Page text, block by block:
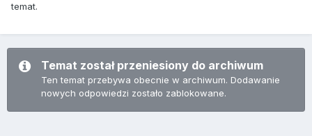
temat.
Temat został przeniesiony do archiwum
Ten temat przebywa obecnie w archiwum. Dodawanie
nowych odpowiedzi zostało zablokowane.